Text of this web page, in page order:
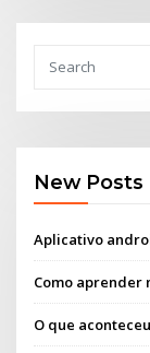
New Posts
Aplicativo
Como aprender
O que